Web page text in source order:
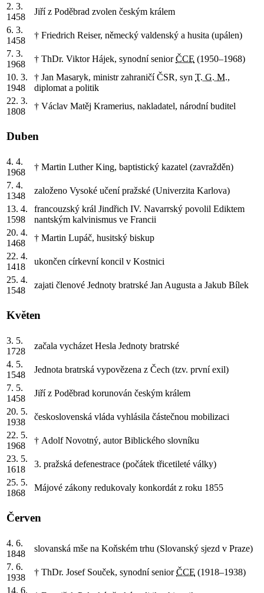
2. 3.
1458
Jiří z Poděbrad zvolen českým králem
6. 3.
1458
† Friedrich Reiser, německý valdenský a husita (upálen)
7. 3.
1968
† ThDr. Viktor Hájek, synodní seniorČCE (1950–1968)
10. 3.
1948
† Jan Masaryk, ministr zahraničí ČSR, syn T. G. M.,
diplomat a politik
22. 3.
1808
† Václav Matěj Kramerius, nakladatel, národní buditel
Duben
4. 4.
1968
† Martin Luther King, baptistický kazatel (zavražděn)
7. 4.
1348
založeno Vysoké učení pražské (Univerzita Karlova)
13. 4.
1598
francouzský král Jindřich IV. Navarrský povolil Ediktem
nantským kalvinismus ve Francii
20. 4.
1468
† Martin Lupáč, husitský biskup
22. 4.
1418
ukončen církevní koncil v Kostnici
25. 4.
1548
zajati členové Jednoty bratrské Jan Augusta a Jakub Bílek
Květen
3. 5.
1728
začala vycházet Hesla Jednoty bratrské
4. 5.
1548
Jednota bratrská vypovězena z Čech (tzv. první exil)
7. 5.
1458
Jiří z Poděbrad korunován českým králem
20. 5.
1938
československá vláda vyhlásila částečnou mobilizaci
22. 5.
1968
† Adolf Novotný, autor Biblického slovníku
23. 5.
1618
3. pražská defenestrace (počátek třicetileté války)
25. 5.
1868
Májové zákony redukovaly konkordát z roku 1855
Červen
4. 6.
1848
slovanská mše na Koňském trhu (Slovanský sjezd v Praze)
7. 6.
1938
† ThDr. Josef Souček, synodní seniorČCE (1918–1938)
14. 6.